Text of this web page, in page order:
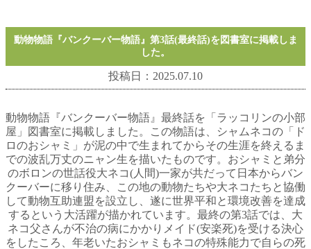
動物物語『バンクーバー物語』第3話(最終話)を図書室に掲載しま
した。
投稿日：2025.07.10
動物物語『バンクーバー物語』最終話を「ラッコリンの小部
屋」図書室に掲載しました。この物語は、シャムネコの「ド
ロのおシャミ」が泥の中で生まれてからその生涯を終えるま
での波乱万丈のニャン生を描いたものです。おシャミと弟分
のボロンの世話役大ネコ(人間)一家が共だって日本からバン
クーバーに移り住み、この地の動物たちや大ネコたちと協働
して動物互助連盟を設立し、遂に世界平和と環境改善を達成
するという大活躍が描かれています。最終の第3話では、大
ネコ父さんが不治の病にかかりメイド(安楽死)を受ける決心
をしたころ、年老いたおシャミもネコの特殊能力で自らの死